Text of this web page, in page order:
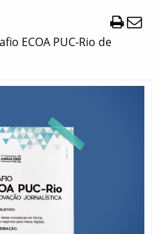
ECOA PUC-Rio de